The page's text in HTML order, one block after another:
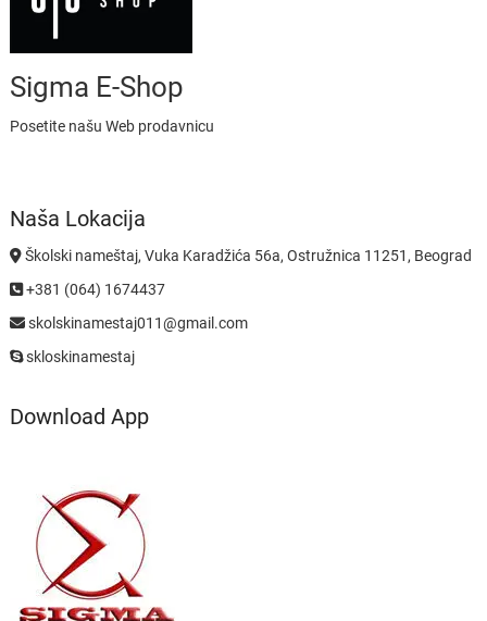
Sigma E-Shop
Posetite našu Web prodavnicu
Naša Lokacija
Školski nameštaj, Vuka Karadžića 56a, Ostružnica 11251, Beograd
+381 (064) 1674437
skolskinamestaj011@gmail.com
skloskinamestaj
Download App